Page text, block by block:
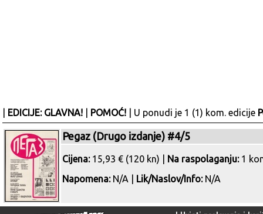
EDICIJE: GLAVNA! POMOĆ! | U ponudi je 1 (1) kom. edicije
Pegaz (Drugo izdanje) #4/5
Cijena:15,93 € (120 kn) | Na raspolaganju:1
Napomena:N/A | Lik/Naslov/Info:N/A